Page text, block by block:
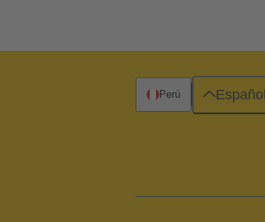
Perú Español